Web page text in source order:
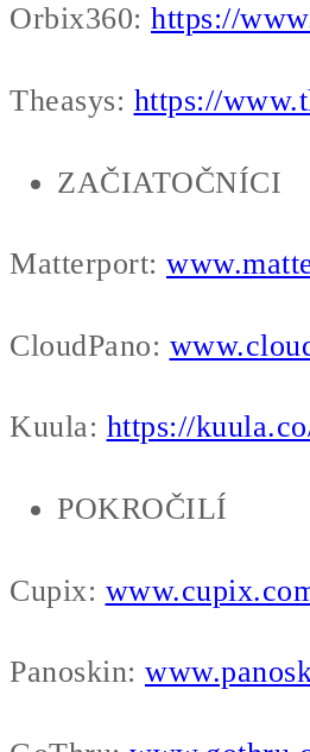
Orbix360: https://
Theasys: https://
ZAČIATOČNÍCI
Matterport:
CloudPano:
Kuula: https://
POKROČILÍ
Cupix:
Panoskin: